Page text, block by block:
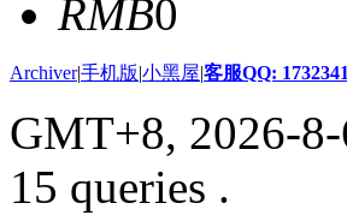
RMB0
Archiver|手机版|小黑屋|客服QQ:
GMT+8, 2026-
15 queries .